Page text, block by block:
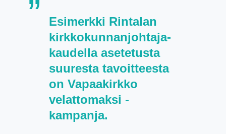
Esimerkki Rintalan
kirkkokunnanjohtaja-
kaudella asetetusta
suuresta tavoitteesta
on Vapaakirkko
velattomaksi -
kampanja.